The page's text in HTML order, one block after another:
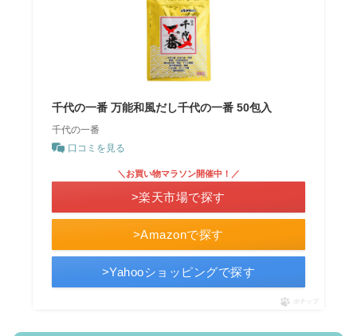
千代の一番 万能和風だし千代の一番 50包入
千代の一番
口コミを見る
>Amazonで探す
＼お買い物マラソン開催中！／
>楽天市場で探す
>Yahooショッピングで探す
ポチップ